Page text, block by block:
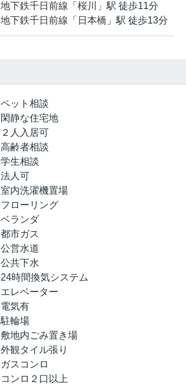
地下鉄千日前線 「 桜川
」駅 徒歩11分
地下鉄千日前線 「 日本橋 」駅 徒歩13分
ペット相談
閑静な住宅地
２人入居可
高齢者相談
学生相談
法人可
室内洗濯機置場
フローリング
ベランダ
都市ガス
公営水道
公共下水
24時間換気システム
エレベーター
電気有
駐輪場
敷地内ごみ置き場
外観タイル張り
ガスコンロ
コンロ２口以上